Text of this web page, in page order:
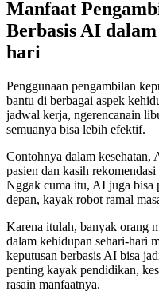
Manfaat
Berbasis AI
hari
Penggunaan pengambilan
bantu di berbagai aspek
jadwal kerja, ngerencanain
semuanya bisa lebih efektif.
Contohnya dalam kesehatan,
pasien dan kasih
Nggak cuma itu, AI juga bisa
depan, kayak robot ramal
Karena itulah, banyak orang
dalam kehidupan sehari-hari
keputusan berbasis AI bisa
penting kayak pendidikan,
rasain manfaatnya.